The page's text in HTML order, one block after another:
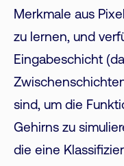
Merkmale aus
zu lernen, und
Eingabeschicht
sind, um die
Gehirns zu
die eine